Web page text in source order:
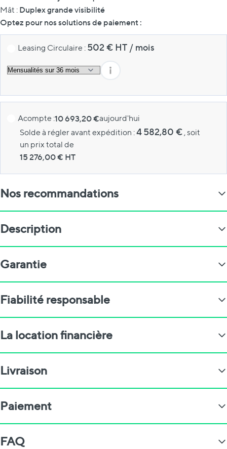
Mât : Duplex grande visibilité
Optez pour nos solutions de paiement :
Leasing Circulaire : 502 € HT / mois
Acompte :10 693,20 €aujourd'hui
Solde à régler avant expédition :4 582,80 € , soit
un prix total de
15 276,00€ HT
Nos recommandations
Description
Garantie
Fiabilité responsable
La location financière
Livraison
Paiement
FAQ